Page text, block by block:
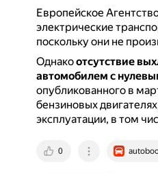
Европейское
электрические
поскольку они не
Однакоотсутствие
автомобилем с
опубликованного в
бензиновых
эксплуатации, в том
0